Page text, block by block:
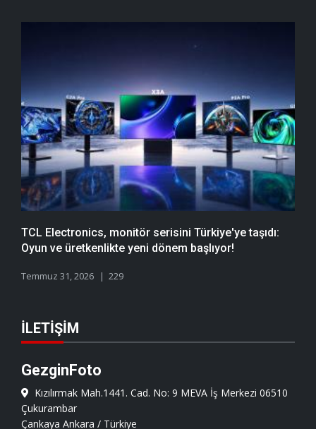
TCL Electronics, monitör serisini Türkiye'ye taşıdı:
Oyun ve üretkenlikte yeni dönem başlıyor!
Temmuz 31, 2026 229
İLETIŞIM
GezginFoto
Kızılırmak Mah.1441. Cad. No: 9 MEVA İş Merkezi 06510
Çukurambar
Çankaya Ankara / Türkiye